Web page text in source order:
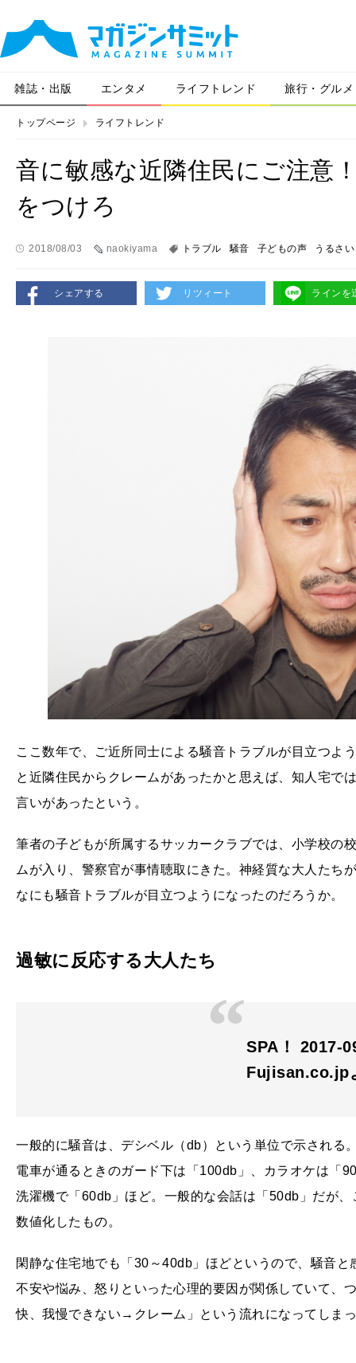
雑誌・出版 エンタメ ライフトレンド 旅行・グルメ
トップページ ライフトレンド
音に敏感な近隣住民にご注意
をつけろ
2018/08/03 naokiyama トラブル 騒音 子どもの声 うるさい
シェアする リツィート ラインを
ここ数年で、ご近所同士による騒音トラブルが目立つよ
と近隣住民からクレームがあったかと思えば、知人宅で
言いがあったという。
筆者の子どもが所属するサッカークラブでは、小学校の
ムが入り、警察官が事情聴取にきた。神経質な大人たち
なにも騒音トラブルが目立つようになったのだろうか。
過敏に反応する大人たち
SPA！ 2017-
Fujisan.co.jp
一般的に騒音は、デシベル（db）という単位で示される
電車が通るときのガード下は「100db」、カラオケは
洗濯機で「60db」ほど。一般的な会話は「50db」だが
数値化したもの。
閑静な住宅地でも「30～40db」ほどというので、騒音
不安や悩み、怒りといった心理的要因が関係していて、
快、我慢できない→クレーム」という流れになってしま